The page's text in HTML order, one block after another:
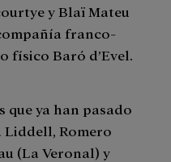
y Blaï Mateu
franco-
físico Baró d’Evel.
que ya han pasado
Liddell, Romero
(La Veronal) y